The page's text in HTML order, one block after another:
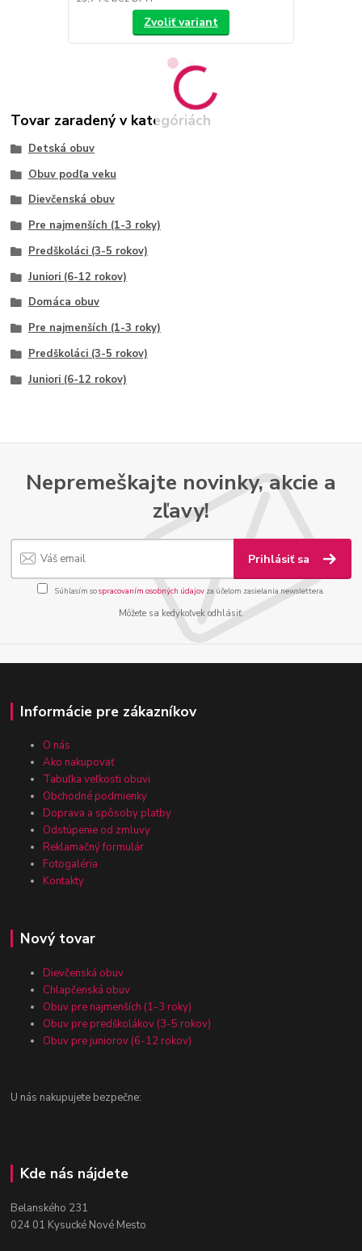
Zvoliť variant
Tovar zaradený v kategóriách
Detská obuv
Obuv podľa veku
Dievčenská obuv
Pre najmenších (1-3 roky)
Predškoláci (3-5 rokov)
Juniori (6-12 rokov)
Domáca obuv
Pre najmenších (1-3 roky)
Predškoláci (3-5 rokov)
Juniori (6-12 rokov)
Nepremeškajte novinky, akcie a
zľavy!
Prihlásiť sa
Súhlasím sospracovaním osobných údajov za účelom zasielania newslettera.
Môžete sa kedykoľvek odhlásiť.
Informácie pre zákazníkov
O nás
Ako nakupovať
Tabuľka veľkosti obuvi
Obchodné podmienky
Doprava a spôsoby platby
Odstúpenie od zmluvy
Reklamačný formulár
Fotogaléria
Kontakty
Nový tovar
Dievčenská obuv
Chlapčenská obuv
Obuv pre najmenších (1-3 roky)
Obuv pre predškolákov (3-5 rokov)
Obuv pre juniorov (6-12 rokov)
U nás nakupujete bezpečne:
Kde nás nájdete
Belanského 231
024 01 Kysucké Nové Mesto